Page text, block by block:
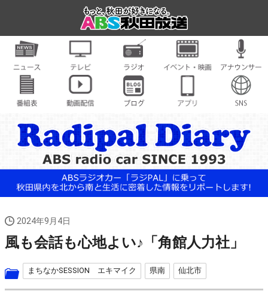
2024年9月4日
風も会話も心地よい♪「角館人力社」
まちなかSESSION エキマイク 県南 仙北市